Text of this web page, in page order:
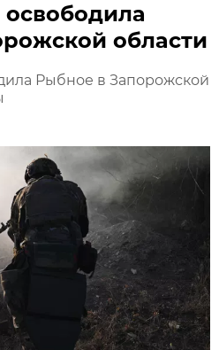
области
Рыбное в Запорожской